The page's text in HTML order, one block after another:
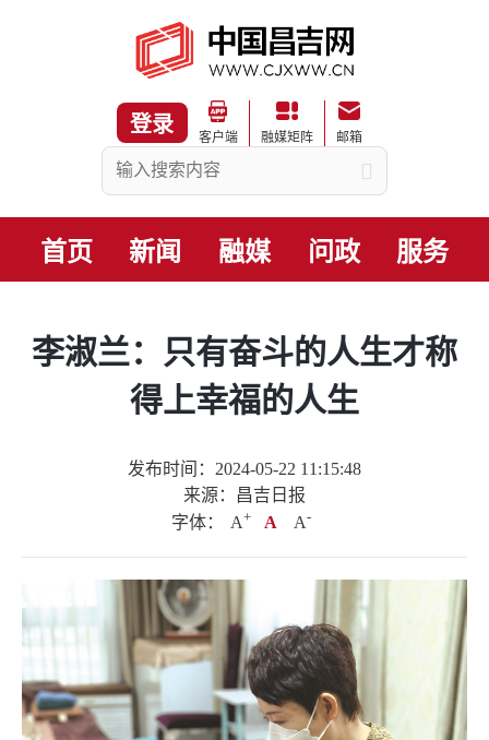
登录
客户端 融媒矩阵 邮箱
首页 新闻 融媒 问政 服务
李淑兰：只有奋斗的人生才称
得上幸福的人生
发布时间：2024-05-22 11:15:48
来源：昌吉日报
字体：
A+ A A-